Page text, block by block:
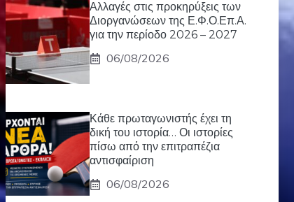
Αλλαγές στις προκηρύξεις των
Διοργανώσεων της Ε.Φ.Ο.Επ.Α.
για την περίοδο 2026 – 2027
06/08/2026
Κάθε πρωταγωνιστής έχει τη
δική του ιστορία… Οι ιστορίες
πίσω από την επιτραπέζια
αντισφαίριση
06/08/2026